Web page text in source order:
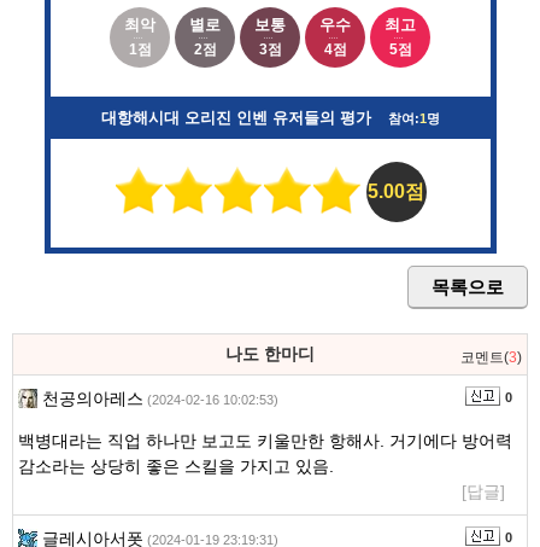
최악
1점
별로
2점
보통
3점
우수
4점
최고
5점
대항해시대 오리진 인벤 유저들의 평가 참여:1명
5.00점
목록으로
나도 한마디 코멘트(3)
천공의아레스 (2024-02-16 10:02:53) 0
백병대라는 직업 하나만 보고도 키울만한 항해사. 거기에다 방어력
감소라는 상당히 좋은 스킬을 가지고 있음.
[답글]
글레시아서폿 (2024-01-19 23:19:31) 0